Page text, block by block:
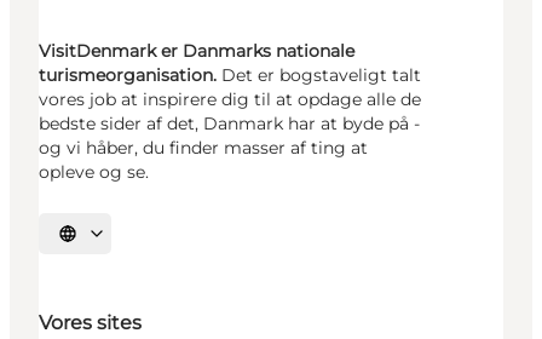
VisitDenmark er Danmarks nationale
turismeorganisation. Det er bogstaveligt talt
vores job at inspirere dig til at opdage alle de
bedste sider af det, Danmark har at byde på -
og vi håber, du finder masser af ting at
opleve og se.
Vælg sprog
Vores sites